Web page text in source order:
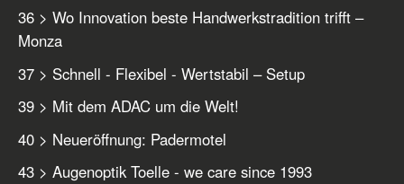
36 > Wo Innovation beste Handwerkstradition trifft –
Monza
37 > Schnell - Flexibel - Wertstabil – Setup
39 > Mit dem ADAC um die Welt!
40 > Neueröffnung: Padermotel
43 > Augenoptik Toelle - we care since 1993